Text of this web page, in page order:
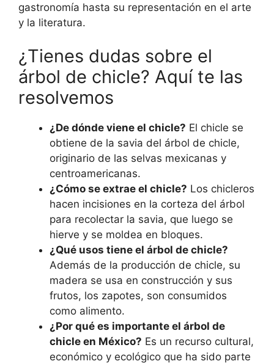
gastronomía hasta su representación en el arte
y la literatura.
¿Tienes dudas sobre el
árbol de chicle? Aquí te las
resolvemos
¿De dónde viene el chicle? El chicle se
obtiene de la savia del árbol de chicle,
originario de las selvas mexicanas y
centroamericanas.
¿Cómo se extrae el chicle? Los chicleros
hacen incisiones en la corteza del árbol
para recolectar la savia, que luego se
hierve y se moldea en bloques.
¿Qué usos tiene el árbol de chicle?
Además de la producción de chicle, su
madera se usa en construcción y sus
frutos, los zapotes, son consumidos
como alimento.
¿Por qué es importante el árbol de
chicle en México? Es un recurso cultural,
económico y ecológico que ha sido parte